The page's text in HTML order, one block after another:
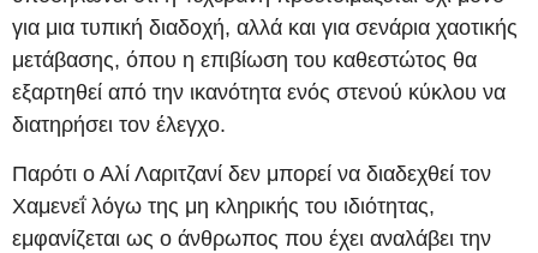
για μια τυπική διαδοχή, αλλά και για σενάρια χαοτικής
μετάβασης, όπου η επιβίωση του καθεστώτος θα
εξαρτηθεί από την ικανότητα ενός στενού κύκλου να
διατηρήσει τον έλεγχο.
Παρότι ο Αλί Λαριτζανί δεν μπορεί να διαδεχθεί τον
Χαμενεΐ λόγω της μη κληρικής του ιδιότητας,
εμφανίζεται ως ο άνθρωπος που έχει αναλάβει την